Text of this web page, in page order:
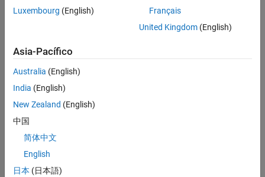
Luxembourg (English)
Français
United Kingdom(English)
Asia-Pacífico
Australia (English)
India (English)
New Zealand (English)
中国
简体中文
English
日本 (日本語)